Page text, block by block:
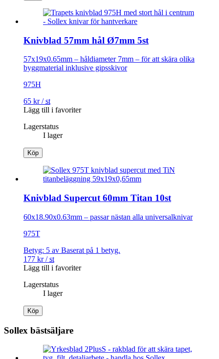
Knivblad 57mm hål Ø7mm 5st
57x19x0.65mm – håldiameter 7mm – för att skära olika
byggmaterial inklusive gipsskivor
975H
65 kr /st
Lägg till i favoriter
Lagerstatus
I lager
Köp
Knivblad Supercut 60mm Titan 10st
60x18.90x0.63mm – passar nästan alla universalknivar
975T
Betyg: 5 av Baserat på 1 betyg.
177 kr /st
Lägg till i favoriter
Lagerstatus
I lager
Köp
Sollex bästsäljare